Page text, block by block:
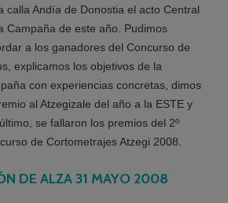
calla Andía de Donostia el acto Central
Campaña de este año. Pudimos
a los ganadores del Concurso de
explicamos los objetivos de la
con experiencias concretas, dimos
al Atzegizale del año a la ESTE y
se fallaron los premios del 2º
de Cortometrajes Atzegi 2008.
DE ALZA 31 MAYO 2008